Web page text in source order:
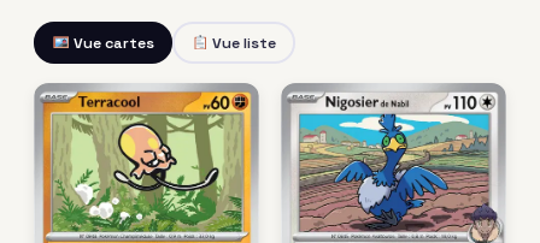
Vue cartes Vue liste